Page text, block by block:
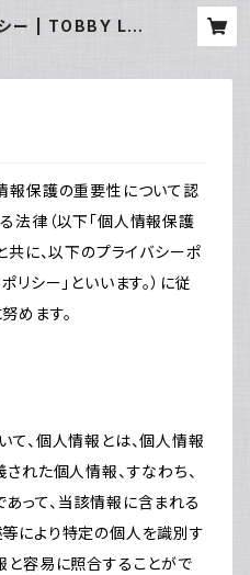
シー | TOBBY LA
報保護の重要性について認
法律（以下「個人情報保護
共に、以下のプライバシーポ
リシー」といいます。）に従
めます。
て、個人情報とは、個人情報
れた個人情報、すなわち、
って、当該情報に含まれる
により特定の個人を識別す
と容易に照合することがで